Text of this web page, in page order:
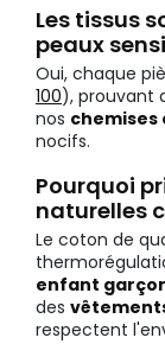
Les tissus
peaux
Oui, chaque
100), prouvant
nos chemises
nocifs.
Pourquoi
naturelles
Le coton de
enfant
des
respectent